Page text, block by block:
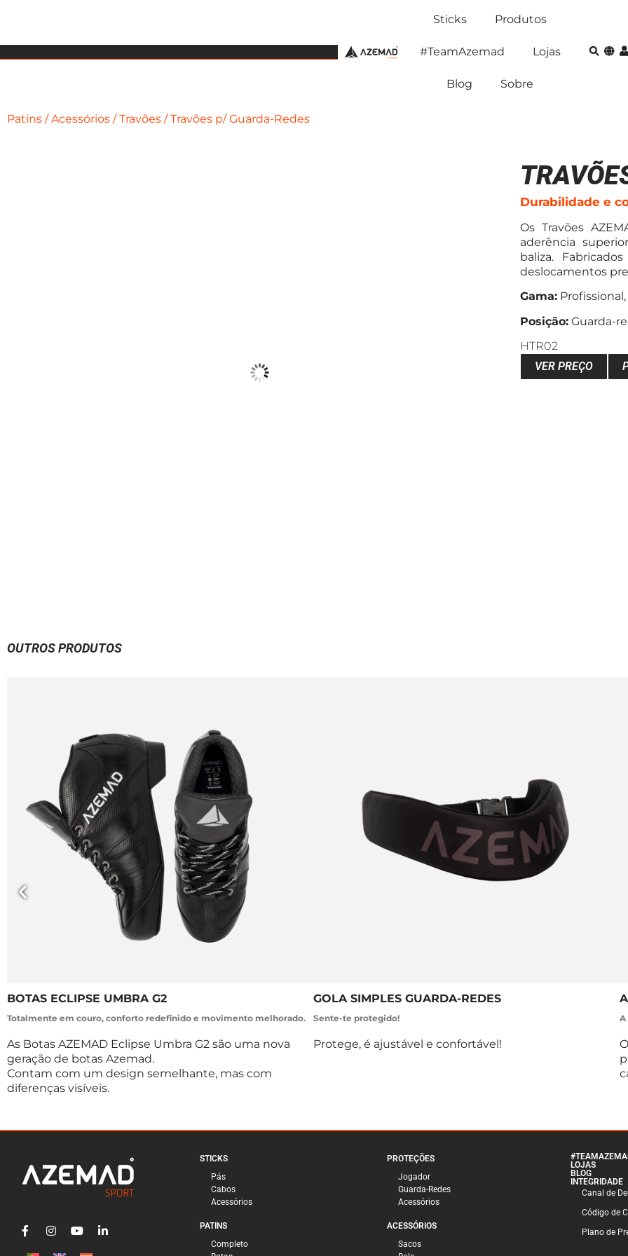
Sticks Produtos
#TeamAzemad Lojas
Blog Sobre
Patins /Acessórios /Travões / Travões p/ Guarda-Redes
Durabilidade e
Os Travões
aderência
baliza.
deslocamentos
Gama:
Posição: Guarda-
HTR02
VER PREÇO
OUTROS PRODUTOS
BOTAS ECLIPSE UMBRA G2
Totalmente em couro, conforto redefinido e movimento melhorado.
As Botas AZEMAD Eclipse Umbra G2 são uma nova
geração de botas Azemad.
Contam com um design semelhante, mas com
diferenças visíveis.
GOLA SIMPLES GUARDA-REDES
Sente-te protegido!
Protege, é ajustável e confortável!
A
STICKS
Pás
Cabos
Acessórios
PROTEÇÕES
Jogador
Guarda-Redes
Acessórios
PATINS
Completo
ACESSÓRIOS
Sacos
LOJAS
BLOG
INTEGRIDADE
Canal de
Código de
Plano de